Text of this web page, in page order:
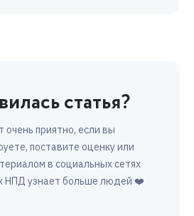
статья?
очень приятно, если вы
поставите оценку или
в социальных сетях
НПД узнает больше людей ❤️